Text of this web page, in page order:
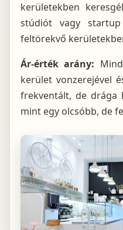
kerületekben
stúdiót vagy
feltörekvő
Ár-érték arány:
kerület vonzerejével
frekventált, de drága
mint egy olcsóbb, de